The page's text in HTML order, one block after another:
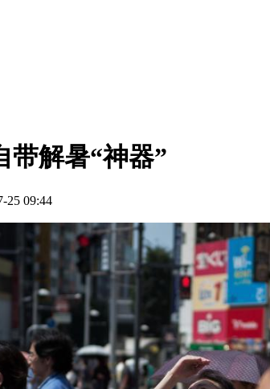
带解暑“神器”
25 09:44